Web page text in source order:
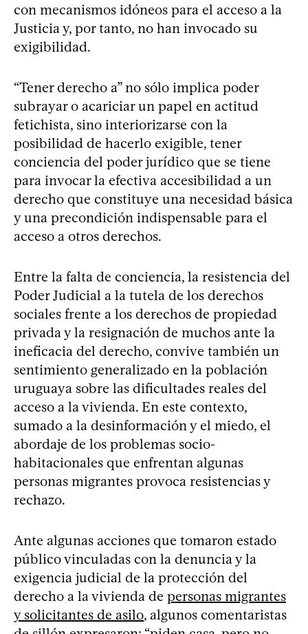
con mecanismos idóneos para el acceso a la
Justicia y, por tanto, no han invocado su
exigibilidad.
“Tener derecho a” no sólo implica poder
subrayar o acariciar un papel en actitud
fetichista, sino interiorizarse con la
posibilidad de hacerlo exigible, tener
conciencia del poder jurídico que se tiene
para invocar la efectiva accesibilidad a un
derecho que constituye una necesidad básica
y una precondición indispensable para el
acceso a otros derechos.
Entre la falta de conciencia, la resistencia del
Poder Judicial a la tutela de los derechos
sociales frente a los derechos de propiedad
privada y la resignación de muchos ante la
ineficacia del derecho, convive también un
sentimiento generalizado en la población
uruguaya sobre las dificultades reales del
acceso a la vivienda. En este contexto,
sumado a la desinformación y el miedo, el
abordaje de los problemas socio-
habitacionales que enfrentan algunas
personas migrantes provoca resistencias y
rechazo.
Ante algunas acciones que tomaron estado
público vinculadas con la denuncia y la
exigencia judicial de la protección del
derecho a la vivienda de personas migrantes
y solicitantes de asilo, algunos comentaristas